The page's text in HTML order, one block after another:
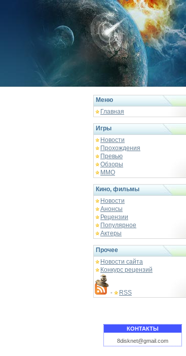
Меню
Главная
Игры
Новости
Прохождения
Превью
Обзоры
ММО
Кино, фильмы
Новости
Анонсы
Рецензии
Популярное
Актеры
Прочее
Новости сайта
Конкурс рецензий
- RSS
КОНТАКТЫ
8disknet@gmail.com